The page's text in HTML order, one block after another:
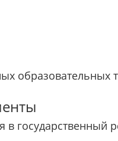
образовательных
в